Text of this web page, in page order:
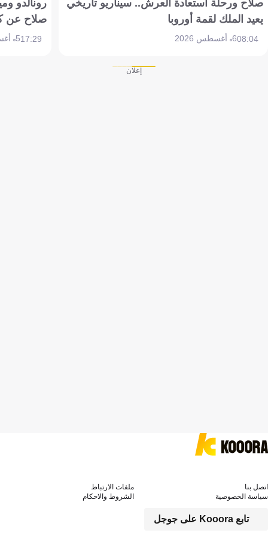
صلاح ورحلة استعادة العرش.. سيناريو تاريخي
يعيد الملك لقمة أوروبا
08:046 أغسطس 2026
رونالدو
صلاح عن
17:295 أغسطس 2026
إعلان
تابع Kooora على جوجل
اتصل بنا
ملفات الارتباط
سياسة الخصوصية
الشروط والاحكام